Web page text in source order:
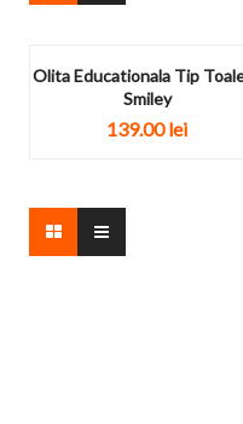
Olita Educationala Tip
Smiley
139.00lei